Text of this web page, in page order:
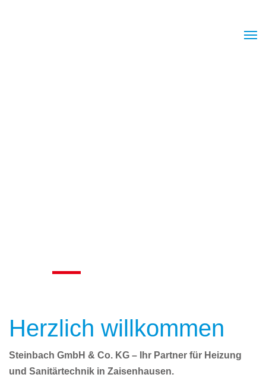
Herzlich willkommen
Steinbach GmbH & Co. KG – Ihr Partner für Heizung
und Sanitärtechnik in Zaisenhausen.